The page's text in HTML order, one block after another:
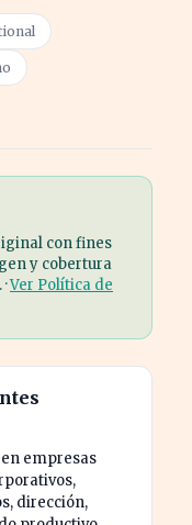
con fines
y cobertura
Ver Política de
empresas
dirección,